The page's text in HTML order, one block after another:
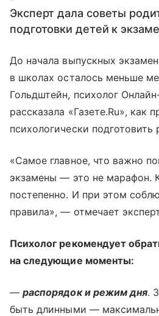
Эксперт дала советы
подготовки детей к
До начала выпускных
в школах осталось меньше
Гольдштейн, психолог
рассказала «Газете.Ru», как
психологически подготовить
«Самое главное, что важно
экзамены — это не марафон.
постепенно. И при этом
правила», — отмечает
Психолог рекомендует
на следующие моменты:
—распорядок и режим дня.
быть длинными —